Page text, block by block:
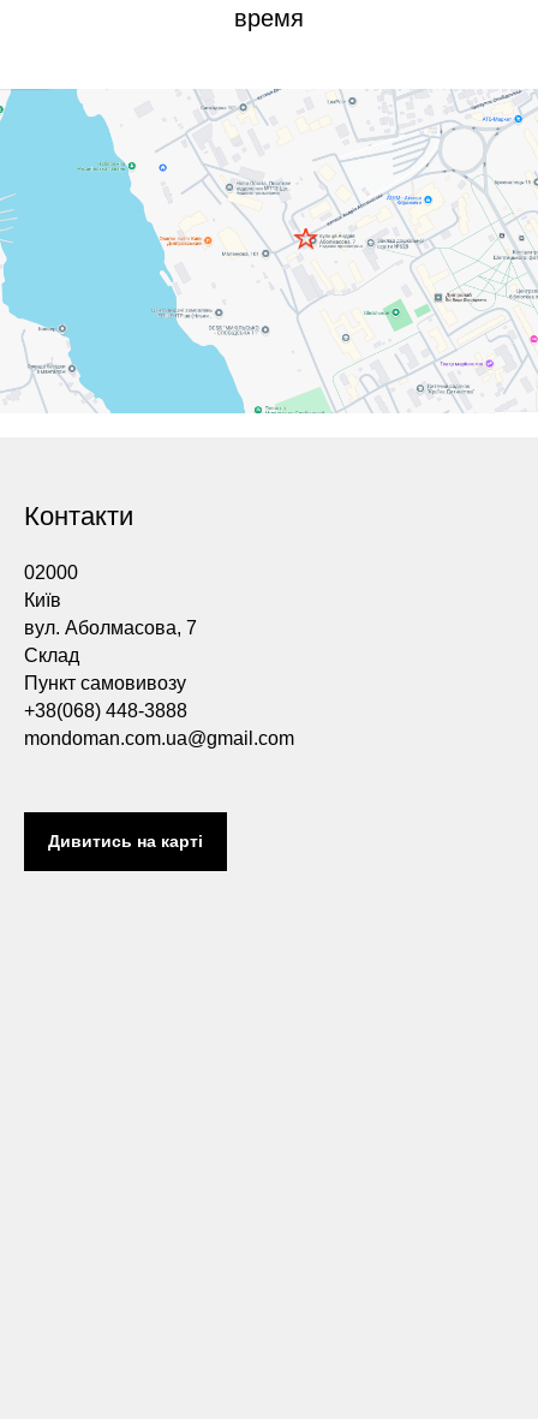
время
Контакти
02000
Київ
вул. Аболмасова, 7
Склад
Пункт самовивозу
+38(068) 448-3888
mondoman.com.ua@gmail.com
Дивитись на карті